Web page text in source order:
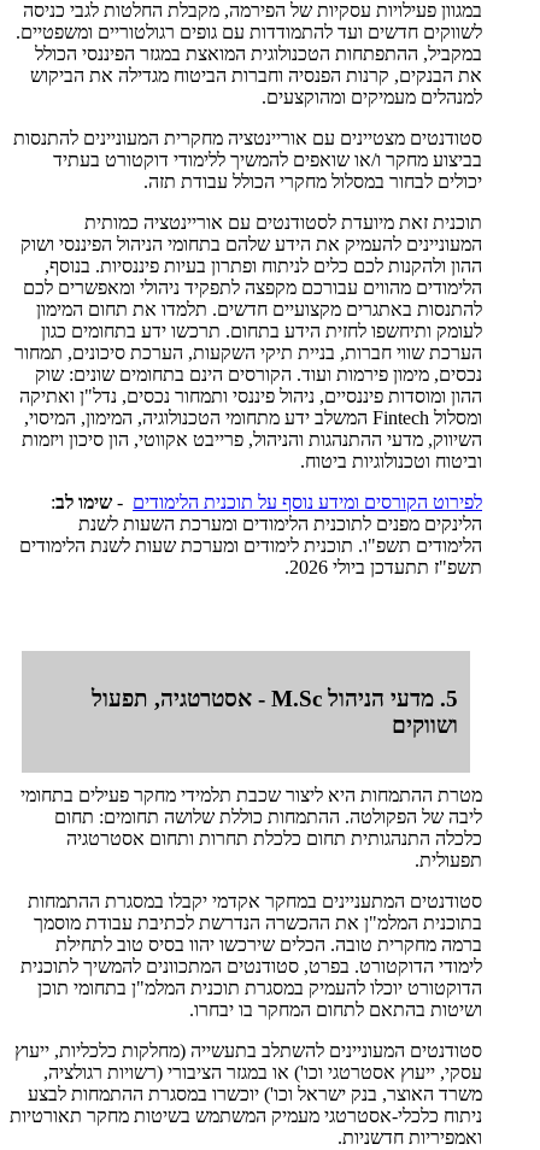
במגוון פעילויות עסקיות של הפירמה, מקבלת החלטות לגבי כניסה
לשווקים חדשים ועד להתמודדות עם גופים רגולטוריים ומשפטיים.
במקביל, ההתפתחות הטכנולוגית המואצת במגזר הפיננסי הכולל
את הבנקים, קרנות הפנסיה וחברות הביטוח מגדילה את הביקוש
למנהלים מעמיקים ומהוקצעים.
סטודנטים מצטיינים עם אוריינטציה מחקרית המעוניינים להתנסות
בביצוע מחקר ו/או שואפים להמשיך ללימודי דוקטורט בעתיד
יכולים לבחור במסלול מחקרי הכולל עבודת תזה.
תוכנית זאת מיועדת לסטודנטים עם אוריינטציה כמותית
המעוניינים להעמיק את הידע שלהם בתחומי הניהול הפיננסי ושוק
ההון ולהקנות לכם כלים לניתוח ופתרון בעיות פיננסיות. בנוסף,
הלימודים מהווים עבורכם מקפצה לתפקיד ניהולי ומאפשרים לכם
להתנסות באתגרים מקצועיים חדשים. תלמדו את תחום המימון
לעומק ותיחשפו לחזית הידע בתחום. תרכשו ידע בתחומים כגון
הערכת שווי חברות, בניית תיקי השקעות, הערכת סיכונים, תמחור
נכסים, מימון פירמות ועוד. הקורסים הינם בתחומים שונים: שוק
ההון ומוסדות פיננסיים, ניהול פיננסי ותמחור נכסים, נדל"ן ואתיקה
ומסלול Fintech המשלב ידע מתחומי הטכנולוגיה, המימון, המיסוי,
השיווק, מדעי ההתנהגות והניהול, פרייבט אקווטי, הון סיכון ויזמות
וביטוח וטכנולוגיות ביטוח.
לפירוט הקורסים ומידע נוסף על תוכנית הלימודים - שימו לב:
הלינקים מפנים לתוכנית הלימודים ומערכת השעות לשנת
הלימודים תשפ"ו. תוכנית לימודים ומערכת שעות לשנת הלימודים
תשפ"ז תתעדכן ביולי 2026.
5. מדעי הניהול M.Sc - אסטרטגיה, תפעול
ושווקים
מטרת ההתמחות היא ליצור שכבת תלמידי מחקר פעילים בתחומי
ליבה של הפקולטה. ההתמחות כוללת שלושה תחומים: תחום
כלכלה התנהגותית תחום כלכלת תחרות ותחום אסטרטגיה
תפעולית.
סטודנטים המתעניינים במחקר אקדמי יקבלו במסגרת ההתמחות
בתוכנית המלמ"ן את ההכשרה הנדרשת לכתיבת עבודת מוסמך
ברמה מחקרית טובה. הכלים שירכשו יהוו בסיס טוב לתחילת
לימודי הדוקטורט. בפרט, סטודנטים המתכוונים להמשיך לתוכנית
הדוקטורט יוכלו להעמיק במסגרת תוכנית המלמ"ן בתחומי תוכן
ושיטות בהתאם לתחום המחקר בו יבחרו.
סטודנטים המעוניינים להשתלב בתעשייה (מחלקות כלכליות, ייעוץ
עסקי, ייעוץ אסטרטגי וכו') או במגזר הציבורי (רשויות רגולציה,
משרד האוצר, בנק ישראל וכו') יוכשרו במסגרת ההתמחות לבצע
ניתוח כלכלי-אסטרטגי מעמיק המשתמש בשיטות מחקר תאורטיות
ואמפיריות חדשניות.